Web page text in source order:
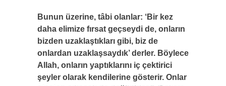
Bunun üzerine, tâbi olanlar: ‘Bir kez
daha elimize fırsat geçseydi de, onların
bizden uzaklaştıkları gibi, biz de
onlardan uzaklaşsaydık’ derler. Böylece
Allah, onların yaptıklarını iç çektirici
şeyler olarak kendilerine gösterir. Onlar